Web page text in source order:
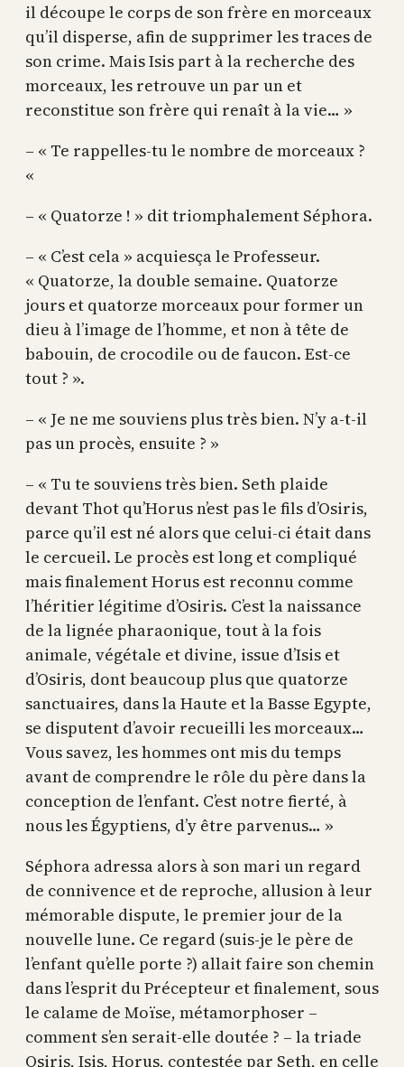
il découpe le corps de son frère en morceaux
qu’il disperse, afin de supprimer les traces de
son crime. Mais Isis part à la recherche des
morceaux, les retrouve un par un et
reconstitue son frère qui renaît à la vie… »
– « Te rappelles-tu le nombre de morceaux ?
«
– « Quatorze ! » dit triomphalement Séphora.
– « C’est cela » acquiesça le Professeur.
« Quatorze, la double semaine. Quatorze
jours et quatorze morceaux pour former un
dieu à l’image de l’homme, et non à tête de
babouin, de crocodile ou de faucon. Est-ce
tout ? ».
– « Je ne me souviens plus très bien. N’y a-t-il
pas un procès, ensuite ? »
– « Tu te souviens très bien. Seth plaide
devant Thot qu’Horus n’est pas le fils d’Osiris,
parce qu’il est né alors que celui-ci était dans
le cercueil. Le procès est long et compliqué
mais finalement Horus est reconnu comme
l’héritier légitime d’Osiris. C’est la naissance
de la lignée pharaonique, tout à la fois
animale, végétale et divine, issue d’Isis et
d’Osiris, dont beaucoup plus que quatorze
sanctuaires, dans la Haute et la Basse Egypte,
se disputent d’avoir recueilli les morceaux…
Vous savez, les hommes ont mis du temps
avant de comprendre le rôle du père dans la
conception de l’enfant. C’est notre fierté, à
nous les Égyptiens, d’y être parvenus… »
Séphora adressa alors à son mari un regard
de connivence et de reproche, allusion à leur
mémorable dispute, le premier jour de la
nouvelle lune. Ce regard (suis-je le père de
l’enfant qu’elle porte ?) allait faire son chemin
dans l’esprit du Précepteur et finalement, sous
le calame de Moïse, métamorphoser –
comment s’en serait-elle doutée ? – la triade
Osiris, Isis, Horus, contestée par Seth, en celle